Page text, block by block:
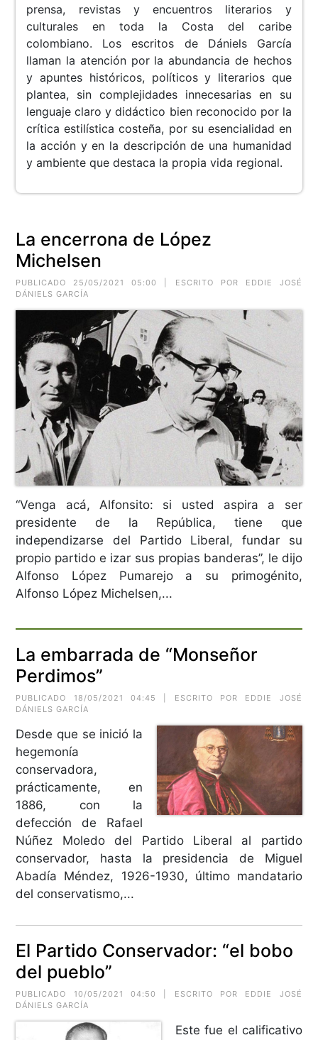
prensa, revistas y encuentros literarios y
culturales en toda la Costa del caribe
colombiano. Los escritos de Dániels García
llaman la atención por la abundancia de hechos
y apuntes históricos, políticos y literarios que
plantea, sin complejidades innecesarias en su
lenguaje claro y didáctico bien reconocido por la
crítica estilística costeña, por su esencialidad en
la acción y en la descripción de una humanidad
y ambiente que destaca la propia vida regional.
La encerrona de López
Michelsen
PUBLICADO 25/05/2021 05:00 | ESCRITO POR EDDIE JOSÉ
DÁNIELS GARCÍA
“Venga acá, Alfonsito: si usted aspira a ser
presidente de la República, tiene que
independizarse del Partido Liberal, fundar su
propio partido e izar sus propias banderas”, le dijo
Alfonso López Pumarejo a su primogénito,
Alfonso López Michelsen,...
La embarrada de “Monseñor
Perdimos”
PUBLICADO 18/05/2021 04:45 | ESCRITO POR EDDIE JOSÉ
DÁNIELS GARCÍA
Desde que se inició la
hegemonía
conservadora,
prácticamente, en
1886, con la
defección de Rafael
Núñez Moledo del Partido Liberal al partido
conservador, hasta la presidencia de Miguel
Abadía Méndez, 1926-1930, último mandatario
del conservatismo,...
El Partido Conservador: “el bobo
del pueblo”
PUBLICADO 10/05/2021 04:50 | ESCRITO POR EDDIE JOSÉ
DÁNIELS GARCÍA
Este fue el calificativo